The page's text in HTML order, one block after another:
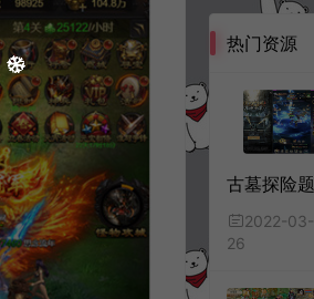
热门资源
2022-03-
26